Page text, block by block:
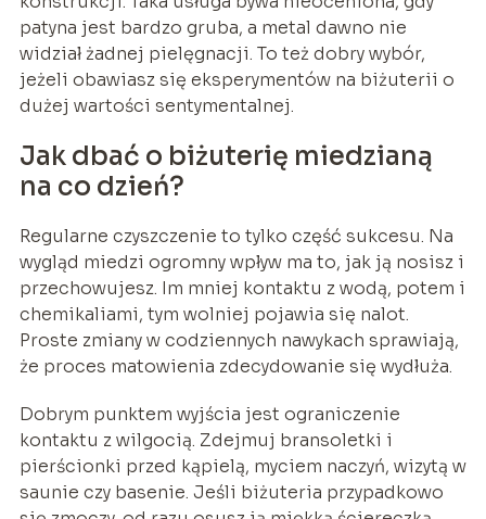
patyna jest bardzo gruba, a metal dawno nie
widział żadnej pielęgnacji. To też dobry wybór,
jeżeli obawiasz się eksperymentów na biżuterii o
dużej wartości sentymentalnej.
Jak dbać o biżuterię miedzianą
na co dzień?
Regularne czyszczenie to tylko część sukcesu. Na
wygląd miedzi ogromny wpływ ma to, jak ją nosisz i
przechowujesz. Im mniej kontaktu z wodą, potem i
chemikaliami, tym wolniej pojawia się nalot.
Proste zmiany w codziennych nawykach sprawiają,
że proces matowienia zdecydowanie się wydłuża.
Dobrym punktem wyjścia jest ograniczenie
kontaktu z wilgocią. Zdejmuj bransoletki i
pierścionki przed kąpielą, myciem naczyń, wizytą w
saunie czy basenie. Jeśli biżuteria przypadkowo